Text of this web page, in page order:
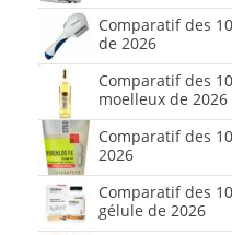
Comparatif des
de 2026
Comparatif des
moelleux de 2026
Comparatif des
2026
Comparatif des
gélule de 2026